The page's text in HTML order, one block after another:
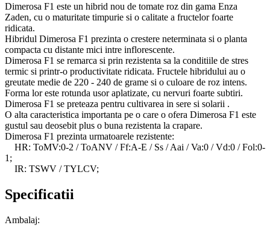
Dimerosa F1 este un hibrid nou de tomate roz din gama Enza
Zaden, cu o maturitate timpurie si o calitate a fructelor foarte
ridicata.
Hibridul Dimerosa F1 prezinta o crestere neterminata si o planta
compacta cu distante mici intre inflorescente.
Dimerosa F1 se remarca si prin rezistenta sa la conditiile de stres
termic si printr-o productivitate ridicata. Fructele hibridului au o
greutate medie de 220 - 240 de grame si o culoare de roz intens.
Forma lor este rotunda usor aplatizate, cu nervuri foarte subtiri.
Dimerosa F1 se preteaza pentru cultivarea in sere si solarii .
O alta caracteristica importanta pe o care o ofera Dimerosa F1 este
gustul sau deosebit plus o buna rezistenta la crapare.
Dimerosa F1 prezinta urmatoarele rezistente:
HR: ToMV:0-2 / ToANV / Ff:A-E / Ss / Aai / Va:0 / Vd:0 / Fol:0-
1;
IR: TSWV / TYLCV;
Specificatii
Ambalaj: